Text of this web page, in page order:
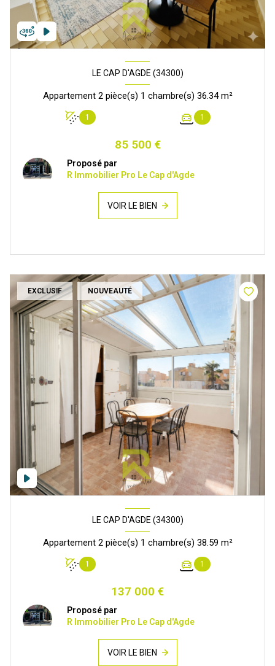
LE CAP D'AGDE (34300)
Appartement 2 pièce(s) 1 chambre(s) 36.34 m²
1 1
85 500 €
Proposé par
R Immobilier Pro Le Cap d'Agde
VOIR LE BIEN
EXCLUSIF NOUVEAUTÉ
LE CAP D'AGDE (34300)
Appartement 2 pièce(s) 1 chambre(s) 38.59 m²
1 1
137 000 €
Proposé par
R Immobilier Pro Le Cap d'Agde
VOIR LE BIEN